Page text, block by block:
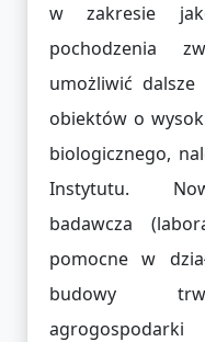
w zakresie
pochodzenia
umożliwić dalsze
obiektów o
biologicznego,
Instytutu.
badawcza
pomocne w
budowy